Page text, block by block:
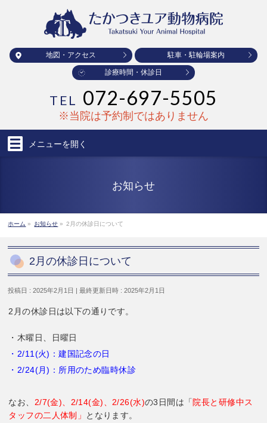
地図・アクセス 駐車・駐輪場案内
診療時間・休診日
TEL 072-697-5505
※当院は予約制ではありません
メニューを開く
お知らせ
ホーム » お知らせ » 2月の休診日について
2月の休診日について
投稿日 : 2025年2月1日 最終更新日時 : 2025年2月1日
2月の休診日は以下の通りです。
・木曜日、日曜日
・2/11(火)：建国記念の日
・2/24(月)：所用のため臨時休診
なお、 2/7(金)、2/14(金)、2/26(水)の3日間は「 院長と研修中ス
タッフの二人体制」
となります。